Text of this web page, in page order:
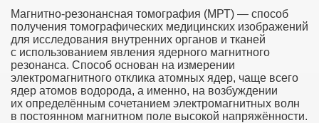
Магнитно-резонансная томография (МРТ) — способ
получения томографических медицинских изображений
для исследования внутренних органов и тканей
с использованием явления ядерного магнитного
резонанса. Способ основан на измерении
электромагнитного отклика атомных ядер, чаще всего
ядер атомов водорода, а именно, на возбуждении
их определённым сочетанием электромагнитных волн
в постоянном магнитном поле высокой напряжённости.